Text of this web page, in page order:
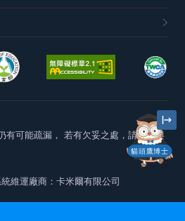
貓頭鷹博士
有可能疏漏， 若有欠妥之處，請隨時與
統維運廠商：卡米爾有限公司